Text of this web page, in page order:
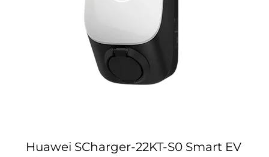
Huawei SCharger-22KT-S0 Smart EV